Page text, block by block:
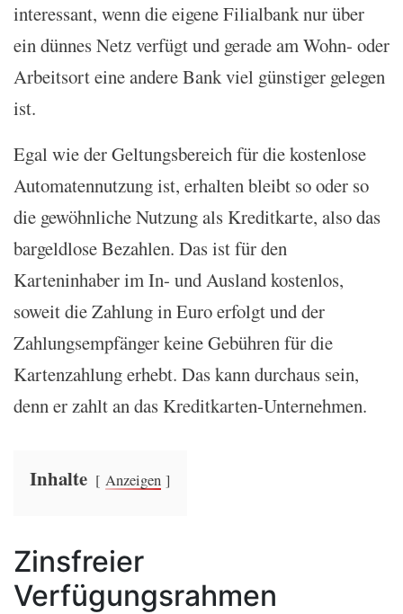
interessant, wenn die eigene Filialbank nur über
ein dünnes Netz verfügt und gerade am Wohn- oder
Arbeitsort eine andere Bank viel günstiger gelegen
ist.
Egal wie der Geltungsbereich für die kostenlose
Automatennutzung ist, erhalten bleibt so oder so
die gewöhnliche Nutzung als Kreditkarte, also das
bargeldlose Bezahlen. Das ist für den
Karteninhaber im In- und Ausland kostenlos,
soweit die Zahlung in Euro erfolgt und der
Zahlungsempfänger keine Gebühren für die
Kartenzahlung erhebt. Das kann durchaus sein,
denn er zahlt an das Kreditkarten-Unternehmen.
Inhalte Anzeigen
Zinsfreier
Verfügungsrahmen